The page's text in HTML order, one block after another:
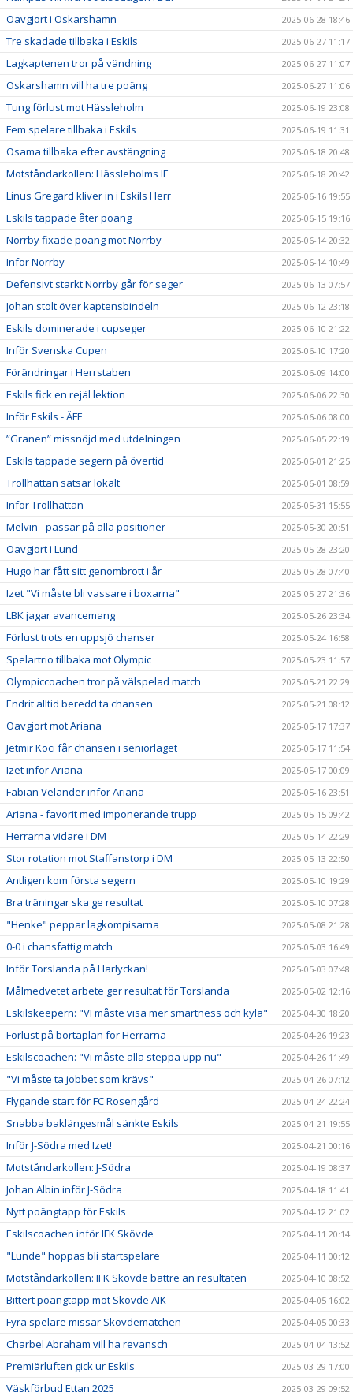
Oavgjort i Oskarshamn 2025-06-28 18:46
Tre skadade tillbaka i Eskils 2025-06-27 11:17
Lagkaptenen tror på vändning 2025-06-27 11:07
Oskarshamn vill ha tre poäng 2025-06-27 11:06
Tung förlust mot Hässleholm 2025-06-19 23:08
Fem spelare tillbaka i Eskils 2025-06-19 11:31
Osama tillbaka efter avstängning 2025-06-18 20:48
Motståndarkollen: Hässleholms IF 2025-06-18 20:42
Linus Gregard kliver in i Eskils Herr 2025-06-16 19:55
Eskils tappade åter poäng 2025-06-15 19:16
Norrby fixade poäng mot Norrby 2025-06-14 20:32
Inför Norrby 2025-06-14 10:49
Defensivt starkt Norrby går för seger 2025-06-13 07:57
Johan stolt över kaptensbindeln 2025-06-12 23:18
Eskils dominerade i cupseger 2025-06-10 21:22
Inför Svenska Cupen 2025-06-10 17:20
Förändringar i Herrstaben 2025-06-09 14:00
Eskils fick en rejäl lektion 2025-06-06 22:30
Inför Eskils - ÄFF 2025-06-06 08:00
”Granen” missnöjd med utdelningen 2025-06-05 22:19
Eskils tappade segern på övertid 2025-06-01 21:25
Trollhättan satsar lokalt 2025-06-01 08:59
Inför Trollhättan 2025-05-31 15:55
Melvin - passar på alla positioner 2025-05-30 20:51
Oavgjort i Lund 2025-05-28 23:20
Hugo har fått sitt genombrott i år 2025-05-28 07:40
Izet "Vi måste bli vassare i boxarna" 2025-05-27 21:36
LBK jagar avancemang 2025-05-26 23:34
Förlust trots en uppsjö chanser 2025-05-24 16:58
Spelartrio tillbaka mot Olympic 2025-05-23 11:57
Olympiccoachen tror på välspelad match 2025-05-21 22:29
Endrit alltid beredd ta chansen 2025-05-21 08:12
Oavgjort mot Ariana 2025-05-17 17:37
Jetmir Koci får chansen i seniorlaget 2025-05-17 11:54
Izet inför Ariana 2025-05-17 00:09
Fabian Velander inför Ariana 2025-05-16 23:51
Ariana - favorit med imponerande trupp 2025-05-15 09:42
Herrarna vidare i DM 2025-05-14 22:29
Stor rotation mot Staffanstorp i DM 2025-05-13 22:50
Äntligen kom första segern 2025-05-10 19:29
Bra träningar ska ge resultat 2025-05-10 07:28
"Henke" peppar lagkompisarna 2025-05-08 21:28
0-0 i chansfattig match 2025-05-03 16:49
Inför Torslanda på Harlyckan! 2025-05-03 07:48
Målmedvetet arbete ger resultat för Torslanda 2025-05-02 12:16
Eskilskeepern: "VI måste visa mer smartness och kyla" 2025-04-30 18:20
Förlust på bortaplan för Herrarna 2025-04-26 19:23
Eskilscoachen: "Vi måste alla steppa upp nu" 2025-04-26 11:49
"Vi måste ta jobbet som krävs" 2025-04-26 07:12
Flygande start för FC Rosengård 2025-04-24 22:24
Snabba baklängesmål sänkte Eskils 2025-04-21 19:55
Inför J-Södra med Izet! 2025-04-21 00:16
Motståndarkollen: J-Södra 2025-04-19 08:37
Johan Albin inför J-Södra 2025-04-18 11:41
Nytt poängtapp för Eskils 2025-04-12 21:02
Eskilscoachen inför IFK Skövde 2025-04-11 20:14
"Lunde" hoppas bli startspelare 2025-04-11 00:12
Motståndarkollen: IFK Skövde bättre än resultaten 2025-04-10 08:52
Bittert poängtapp mot Skövde AIK 2025-04-05 16:02
Fyra spelare missar Skövdematchen 2025-04-05 00:33
Charbel Abraham vill ha revansch 2025-04-04 13:52
Premiärluften gick ur Eskils 2025-03-29 17:00
Väskförbud Ettan 2025 2025-03-29 09:52